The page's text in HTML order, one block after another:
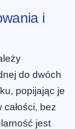
i
do dwóch
popijając je
całości, bez
jest